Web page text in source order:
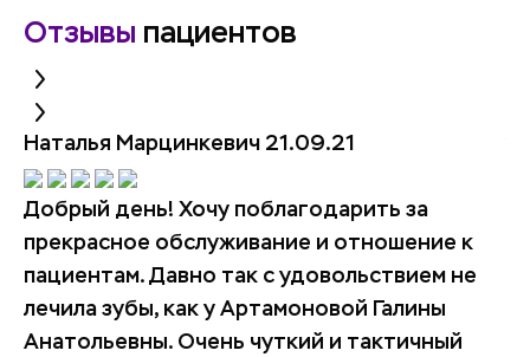
Отзывы пациентов
Наталья Марцинкевич 21.09.21
Добрый день! Хочу поблагодарить за
прекрасное обслуживание и отношение к
пациентам. Давно так с удовольствием не
лечила зубы, как у Артамоновой Галины
Анатольевны. Очень чуткий и тактичный